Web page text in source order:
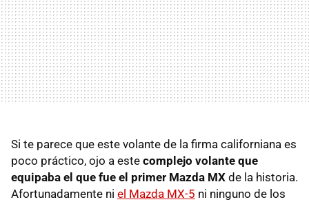
Si te parece que este volante de la firma californiana es
poco práctico, ojo a este complejo volante que
equipaba el que fue el primer Mazda MX de la historia.
Afortunadamente ni el Mazda MX-5 ni ninguno de los